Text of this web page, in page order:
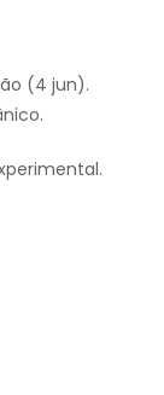
(4 jun).